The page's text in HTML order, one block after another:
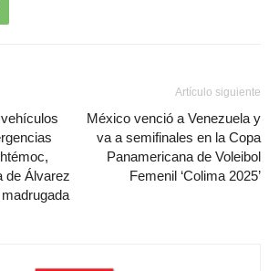
de Álvarez
Artículo siguiente
México venció a Venezuela y
va a semifinales en la Copa
Panamericana de Voleibol
Femenil ‘Colima 2025’